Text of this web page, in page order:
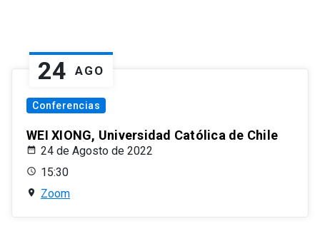
24 AGO
Conferencias
WEI XIONG, Universidad Católica de Chile
24 de Agosto de 2022
15:30
Zoom